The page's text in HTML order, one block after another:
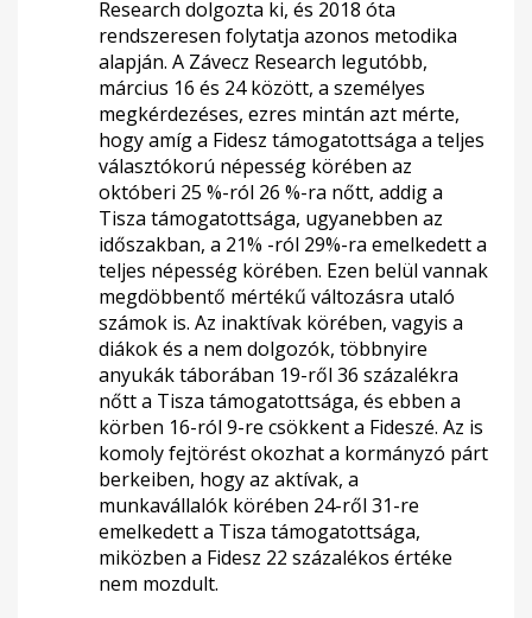
Research dolgozta ki, és 2018 óta
rendszeresen folytatja azonos metodika
alapján. A Závecz Research legutóbb,
március 16 és 24 között, a személyes
megkérdezéses, ezres mintán azt mérte,
hogy amíg a Fidesz támogatottsága a teljes
választókorú népesség körében az
októberi 25 %-ról 26 %-ra nőtt, addig a
Tisza támogatottsága, ugyanebben az
időszakban, a 21% -ról 29%-ra emelkedett a
teljes népesség körében. Ezen belül vannak
megdöbbentő mértékű változásra utaló
számok is. Az inaktívak körében, vagyis a
diákok és a nem dolgozók, többnyire
anyukák táborában 19-ről 36 százalékra
nőtt a Tisza támogatottsága, és ebben a
körben 16-ról 9-re csökkent a Fideszé. Az is
komoly fejtörést okozhat a kormányzó párt
berkeiben, hogy az aktívak, a
munkavállalók körében 24-ről 31-re
emelkedett a Tisza támogatottsága,
miközben a Fidesz 22 százalékos értéke
nem mozdult.